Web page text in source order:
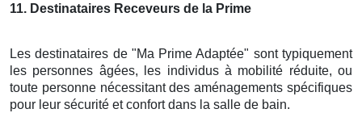
11. Destinataires Receveurs de la Prime
Les destinataires de "Ma Prime Adaptée" sont typiquement
les personnes âgées, les individus à mobilité réduite, ou
toute personne nécessitant des aménagements spécifiques
pour leur sécurité et confort dans la salle de bain.